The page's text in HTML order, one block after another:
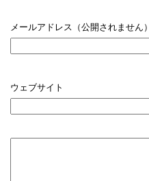
メールアドレス（公開されません
ウェブサイト